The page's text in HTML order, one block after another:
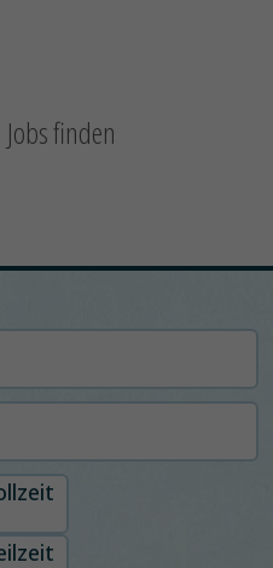
Jobs finden
auswählen